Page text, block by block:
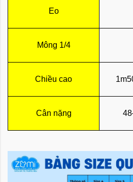
Eo
Mông 1/4
Chiều cao
Cân nặng